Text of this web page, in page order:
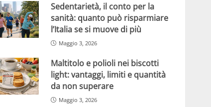
Sedentarietà, il conto per la
sanità: quanto può risparmiare
l’Italia se si muove di più
Maggio 3, 2026
Maltitolo e polioli nei biscotti
light: vantaggi, limiti e quantità
da non superare
Maggio 3, 2026